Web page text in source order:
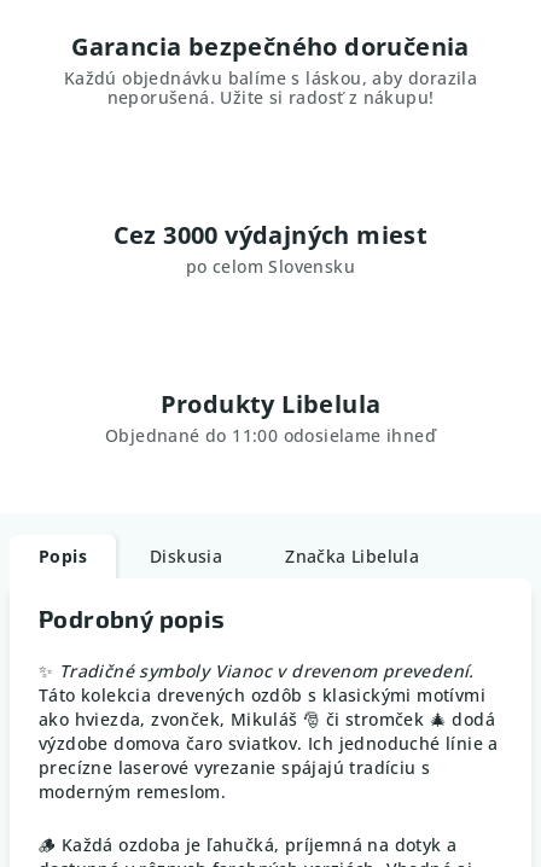
Garancia bezpečného doručenia
Každú objednávku balíme s láskou, aby dorazila
neporušená. Užite si radosť z nákupu!
Cez 3000 výdajných miest
po celom Slovensku
Produkty Libelula
Objednané do 11:00 odosielame ihneď
Popis Diskusia Značka Libelula
Podrobný popis
✨ Tradičné symboly Vianoc v drevenom prevedení.
Táto kolekcia drevených ozdôb s klasickými motívmi
ako hviezda, zvonček, Mikuláš 🎅 či stromček 🎄 dodá
výzdobe domova čaro sviatkov. Ich jednoduché línie a
precízne laserové vyrezanie spájajú tradíciu s
moderným remeslom.
🪵 Každá ozdoba je ľahučká, príjemná na dotyk a